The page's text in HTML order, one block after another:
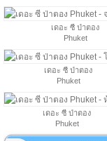
เดอะ ซี ป่าตอง
Phuket
เดอะ ซี ป่าตอง
Phuket
เดอะ ซี ป่าตอง
Phuket